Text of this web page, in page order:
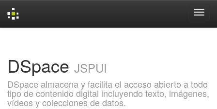
DSpace JSPUI
DSpace almacena y facilita el acceso abierto a todo
tipo de contenido digital incluyendo texto, imágenes,
vídeos y colecciones de datos.